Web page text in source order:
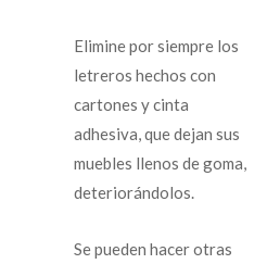
Elimine por siempre los
letreros hechos con
cartones y cinta
adhesiva, que dejan sus
muebles llenos de goma,
deteriorándolos.
Se pueden hacer otras